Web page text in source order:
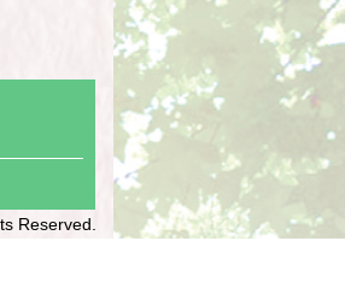
Reserved.